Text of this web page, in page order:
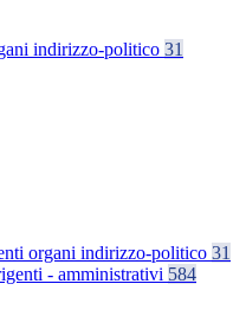
indirizzo-politico 31
organi indirizzo-politico 31
- amministrativi 584